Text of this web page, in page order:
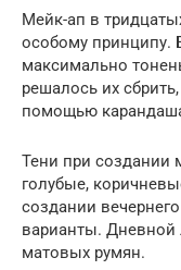
Мейк-ап в
особому
максимально
решалось их
помощью
Тени при создании
голубые,
создании
варианты. Дневной
матовых румян.